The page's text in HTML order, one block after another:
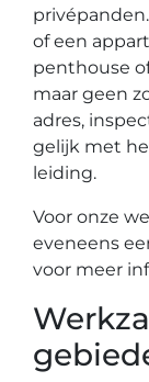
of een
penthouse
maar geen
adres,
gelijk met
leiding.
Voor onze
eveneens
voor meer